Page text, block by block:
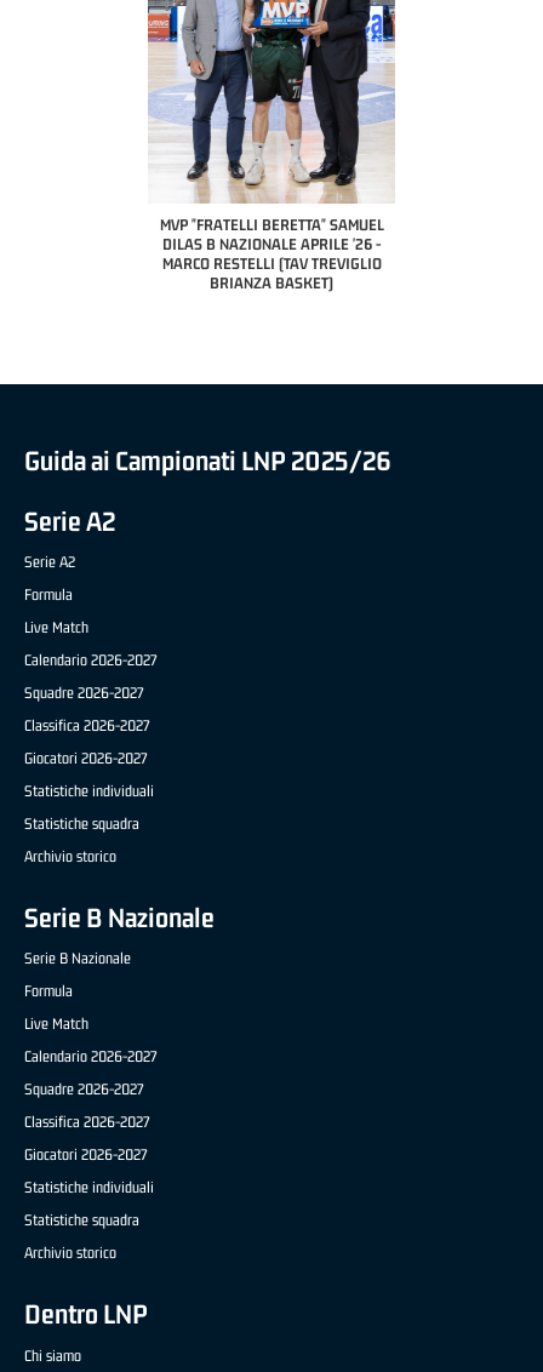
MVP "FRATELLI BERETTA" SAMUEL
DILAS B NAZIONALE APRILE '26 -
MARCO RESTELLI (TAV TREVIGLIO
BRIANZA BASKET)
Guida ai Campionati LNP 2025/26
Serie A2
Serie A2
Formula
Live Match
Calendario 2026-2027
Squadre 2026-2027
Classifica 2026-2027
Giocatori 2026-2027
Statistiche individuali
Statistiche squadra
Archivio storico
Serie B Nazionale
Serie B Nazionale
Formula
Live Match
Calendario 2026-2027
Squadre 2026-2027
Classifica 2026-2027
Giocatori 2026-2027
Statistiche individuali
Statistiche squadra
Archivio storico
Dentro LNP
Chi siamo